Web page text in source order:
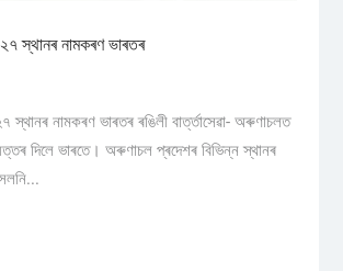
স্থানৰ নামকৰণ ভাৰতৰ
নামকৰণ ভাৰতৰ ৰঙিলী বাৰ্ত্তাসেৱা- অৰুণাচলত
দিলে ভাৰতে। অৰুণাচল প্ৰদেশৰ বিভিন্ন স্থানৰ